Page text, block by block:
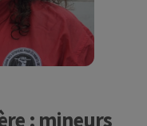
: mineurs